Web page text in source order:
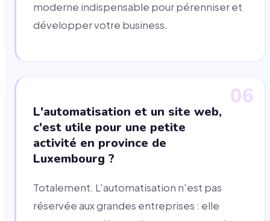
moderne indispensable pour pérenniser et
développer votre business.
06
L'automatisation et un site web,
c'est utile pour une petite
activité en province de
Luxembourg ?
Totalement. L'automatisation n'est pas
réservée aux grandes entreprises : elle